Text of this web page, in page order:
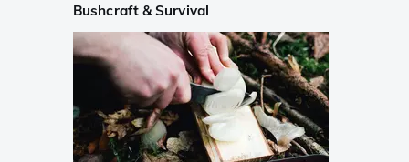
Bushcraft & Survival